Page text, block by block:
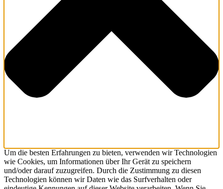
Um die besten Erfahrungen zu bieten, verwenden wir Technologien
wie Cookies, um Informationen über Ihr Gerät zu speichern
und/oder darauf zuzugreifen. Durch die Zustimmung zu diesen
Technologien können wir Daten wie das Surfverhalten oder